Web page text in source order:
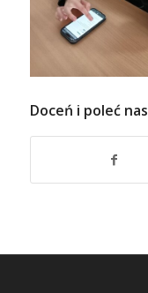
Doceń i poleć nas